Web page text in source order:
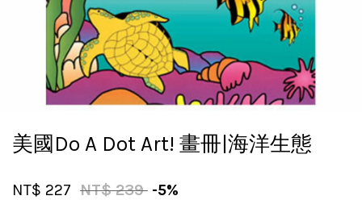
美國Do A Dot Art! 畫冊|海洋生態
NT$ 227 NT$ 239 -5%